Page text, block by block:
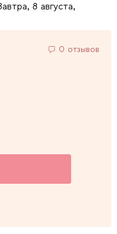
8 августа,
0 отзывов